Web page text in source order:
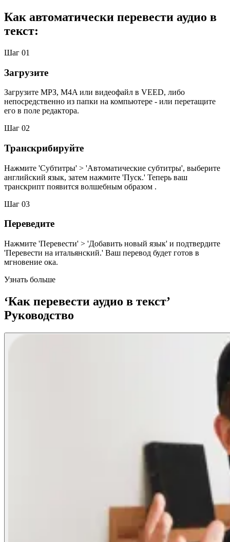
Как автоматически перевести аудио в
текст:
Шаг 01
Загрузите
Загрузите МРЗ, M4A или видеофайл в VEED, либо
непосредственно из папки на компьютере - или перетащите
его в поле редактора.
Шаг 02
Транскрибируйте
Нажмите 'Субтитры' > 'Автоматические субтитры', выберите
английский язык, затем нажмите 'Пуск.' Теперь ваш
транскрипт появится волшебным образом .
Шаг 03
Переведите
Нажмите 'Перевести' > 'Добавить новый язык' и подтвердите
'Перевести на итальянский.' Ваш перевод будет готов в
мгновение ока.
Узнать больше
‘Как перевести аудио в текст’
Руководство